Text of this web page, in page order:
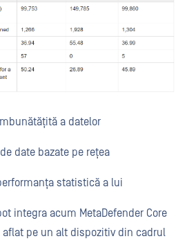
a datelor
date bazate pe rețea
statistică a lui
integra acum MetaDefender Core
aflat pe un alt dispozitiv din cadrul